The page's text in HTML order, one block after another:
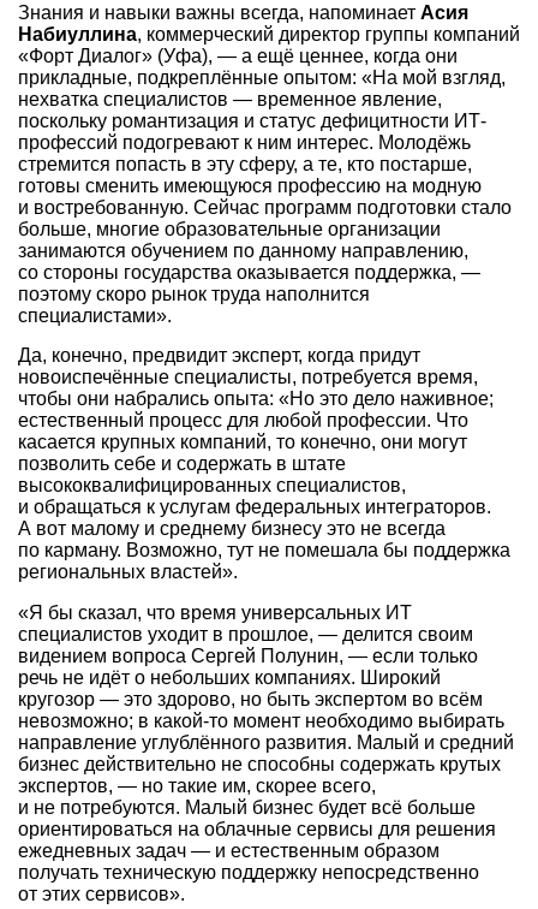
Знания и навыки важны всегда, напоминает Асия
Набиуллина, коммерческий директор группы компаний
«Форт Диалог» (Уфа), — а ещё ценнее, когда они
прикладные, подкреплённые опытом: «На мой взгляд,
нехватка специалистов — временное явление,
поскольку романтизация и статус дефицитности ИТ-
профессий подогревают к ним интерес. Молодёжь
стремится попасть в эту сферу, а те, кто постарше,
готовы сменить имеющуюся профессию на модную
и востребованную. Сейчас программ подготовки стало
больше, многие образовательные организации
занимаются обучением по данному направлению,
со стороны государства оказывается поддержка, —
поэтому скоро рынок труда наполнится
специалистами».
Да, конечно, предвидит эксперт, когда придут
новоиспечённые специалисты, потребуется время,
чтобы они набрались опыта: «Но это дело наживное;
естественный процесс для любой профессии. Что
касается крупных компаний, то конечно, они могут
позволить себе и содержать в штате
высококвалифицированных специалистов,
и обращаться к услугам федеральных интеграторов.
А вот малому и среднему бизнесу это не всегда
по карману. Возможно, тут не помешала бы поддержка
региональных властей».
«Я бы сказал, что время универсальных ИТ
специалистов уходит в прошлое, — делится своим
видением вопроса Сергей Полунин, — если только
речь не идёт о небольших компаниях. Широкий
кругозор — это здорово, но быть экспертом во всём
невозможно; в какой-то момент необходимо выбирать
направление углублённого развития. Малый и средний
бизнес действительно не способны содержать крутых
экспертов, — но такие им, скорее всего,
и не потребуются. Малый бизнес будет всё больше
ориентироваться на облачные сервисы для решения
ежедневных задач — и естественным образом
получать техническую поддержку непосредственно
от этих сервисов».